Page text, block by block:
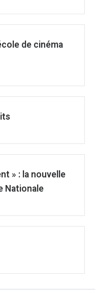
de cinéma
» : la nouvelle
Nationale